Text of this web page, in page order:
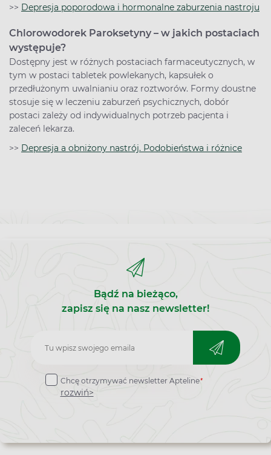
>> Depresja poporodowa i hormonalne zaburzenia nastroju
Chlorowodorek Paroksetyny – w jakich postaciach
występuje?
Dostępny jest w różnych postaciach farmaceutycznych, w
tym w postaci tabletek powlekanych, kapsułek o
przedłużonym uwalnianiu oraz roztworów. Formy doustne
stosuje się w leczeniu zaburzeń psychicznych, dobór
postaci zależy od indywidualnych potrzeb pacjenta i
zaleceń lekarza.
>> Depresja a obniżony nastrój. Podobieństwa i różnice
Bądź na bieżąco,
zapisz się na nasz newsletter!
Zapisz
do
newslettera
Chcę otrzymywać newsletter Apteline*
rozwiń>